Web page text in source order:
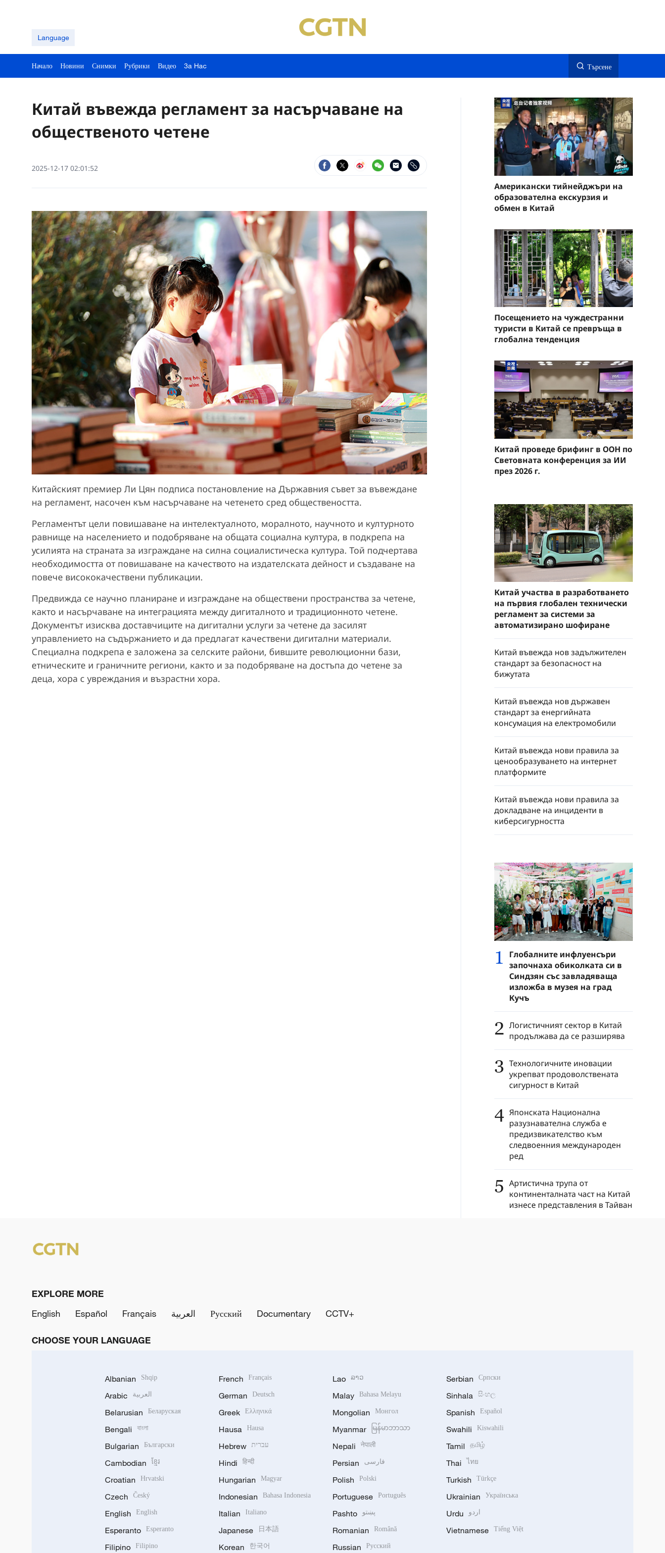
Language
Начало Новини Снимки Рубрики Видео 3a Hac Търсене
Китай въвежда регламент за насърчаване на
общественото четене
2025-12-17 02:01:52
Китайският премиер Ли Цян подписа постановление на Държавния съвет за въвеждане
на регламент, насочен към насърчаване на четенето сред обществеността.
Регламентът цели повишаване на интелектуалното, моралното, научното и културното
равнище на населението и подобряване на общата социална култура, в подкрепа на
усилията на страната за изграждане на силна социалистическа култура. Той подчертава
необходимостта от повишаване на качеството на издателската дейност и създаване на
повече висококачествени публикации.
Предвижда се научно планиране и изграждане на обществени пространства за четене,
както и насърчаване на интеграцията между дигиталното и традиционното четене.
Документът изисква доставчиците на дигитални услуги за четене да засилят
управлението на съдържанието и да предлагат качествени дигитални материали.
Специална подкрепа е заложена за селските райони, бившите революционни бази,
етническите и граничните региони, както и за подобряване на достъпа до четене за
деца, хора с увреждания и възрастни хора.
Американски тийнейджъри на
образователна екскурзия и
обмен в Китай
Посещението на чуждестранни
туристи в Китай се превръща в
глобална тенденция
Китай проведе брифинг в ООН по
Световната конференция за ИИ
през 2026 г.
Китай участва в разработването
на първия глобален технически
регламент за системи за
автоматизирано шофиране
Китай въвежда нов задължителен
стандарт за безопасност на
бижутата
Китай въвежда нов държавен
стандарт за енергийната
консумация на електромобили
Китай въвежда нови правила за
ценообразуването на интернет
платформите
Китай въвежда нови правила за
докладване на инциденти в
киберсигурността
1
Глобалните инфлуенсъри
започнаха обиколката си в
Синдзян със завладяваща
изложба в музея на град
Кучъ
2 Логистичният сектор в Китай
продължава да се разширява
3 Технологичните иновации
укрепват продоволствената
сигурност в Китай
4 Японската Национална
разузнавателна служба е
предизвикателство към
следвоенния международен
ред
5 Артистична трупа от
континенталната част на Китай
изнесе представления в Тайван
EXPLORE MORE
English
Español Français العربية Русский Documentary CCTV+
CHOOSE YOUR LANGUAGE
Albanian Shqip
Arabic العربية
Belarusian Беларуская
Bengali বাংলা
Bulgarian Български
Cambodian ខ្មែរ
Croatian Hrvatski
Czech Český
English English
Esperanto Esperanto
Filipino Filipino
French Français
German Deutsch
Greek Ελληνικά
Hausa Hausa
Hebrew עברית
Hindi हिन्दी
Hungarian Magyar
Indonesian Bahasa Indonesia
Italian Italiano
Japanese 日本語
Korean 한국어
Lao ລາວ
Malay Bahasa Melayu
Mongolian Монгол
Myanmar မြန်မာဘာသာ
Nepali नेपाली
Persian فارسی
Polish Polski
Portuguese Português
Pashto پښتو
Romanian Română
Russian Русский
Serbian Српски
Sinhala සිංහල
Spanish Español
Swahili Kiswahili
Tamil தமிழ்
Thai ไทย
Turkish Türkçe
Ukrainian Українська
Urdu اردو
Vietnamese Tiếng Việt